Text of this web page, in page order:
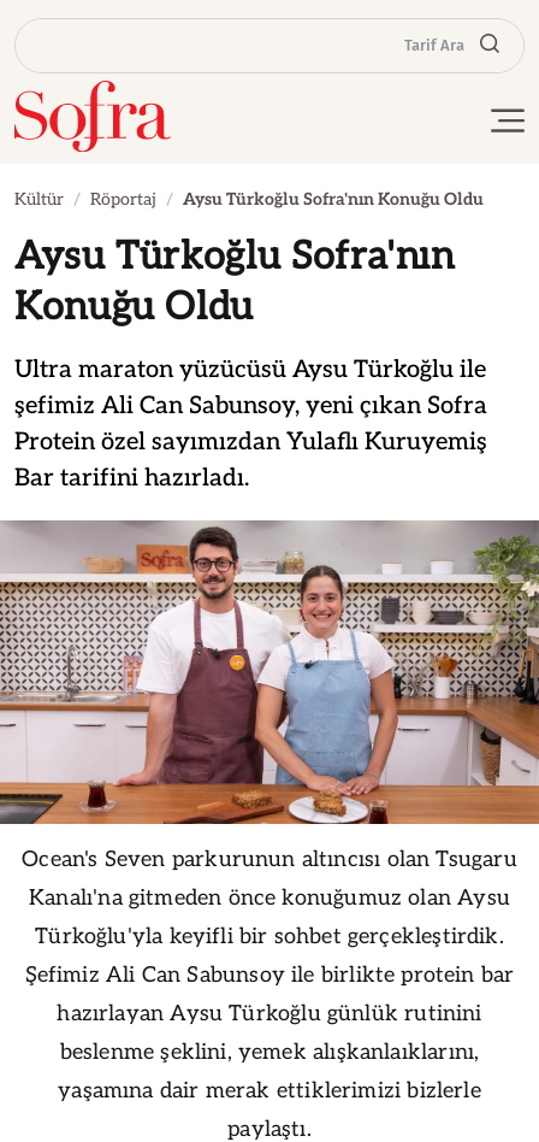
Tarif Ara
Kültür Röportaj Aysu Türkoğlu Sofra'nın Konuğu Oldu
Aysu Türkoğlu Sofra'nın
Konuğu Oldu
Ultra maraton yüzücüsü Aysu Türkoğlu ile
şefimiz Ali Can Sabunsoy, yeni çıkan Sofra
Protein özel sayımızdan Yulaflı Kuruyemiş
Bar tarifini hazırladı.
Ocean's Seven parkurunun altıncısı olan Tsugaru
Kanalı'na gitmeden önce konuğumuz olan Aysu
Türkoğlu'yla keyifli bir sohbet gerçekleştirdik.
Şefimiz Ali Can Sabunsoy ile birlikte protein bar
hazırlayan Aysu Türkoğlu günlük rutinini
beslenme şeklini, yemek alışkanlaıklarını,
yaşamına dair merak ettiklerimizi bizlerle
paylaştı.